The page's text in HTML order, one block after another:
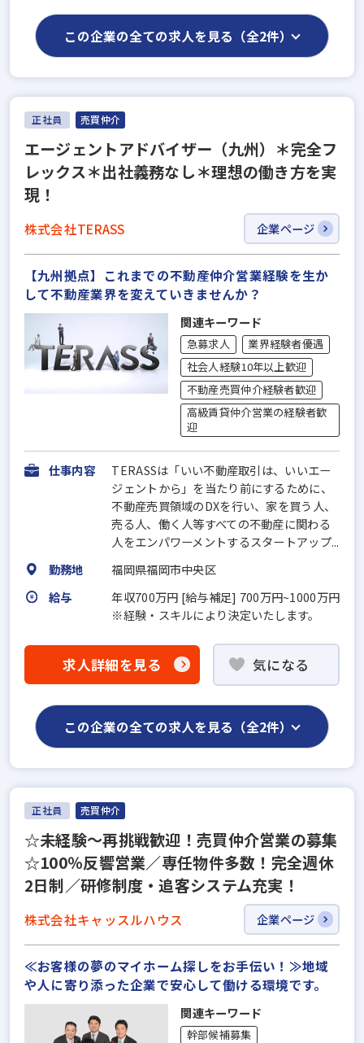
この企業の全ての求人を見る（全2件）
正社員 売買仲介
エージェントアドバイザー（九州）＊完全フ
レックス＊出社義務なし＊理想の働き方を実
現！
株式会社TERASS 企業ページ
【九州拠点】これまでの不動産仲介営業経験を生か
して不動産業界を変えていきませんか？
関連キーワード
急募求人
業界経験者優遇
社会人経験10年以上歓迎
不動産売買仲介経験者歓迎
高級賃貸仲介営業の経験者歓
迎
仕事内容
TERASSは「いい不動産取引は、いいエー
ジェントから」を当たり前にするために、
不動産売買領域のDXを行い、家を買う人、
売る人、働く人等すべての不動産に関わる
人をエンパワーメントするスタートアップ...
勤務地
福岡県福岡市中央区
給与
年収700万円 [給与補足] 700万円~1000万円
※経験・スキルにより決定いたします。
求人詳細を見る 気になる
この企業の全ての求人を見る（全2件）
正社員 売買仲介
☆未経験～再挑戦歓迎！売買仲介営業の募集
☆100％反響営業／専任物件多数！完全週休
2日制／研修制度・追客システム充実！
株式会社キャッスルハウス 企業ページ
≪お客様の夢のマイホーム探しをお手伝い！≫地域
や人に寄り添った企業で安心して働ける環境です。
関連キーワード
幹部候補募集